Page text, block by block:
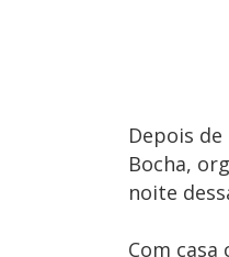
Depois
Bocha,
noite
Com